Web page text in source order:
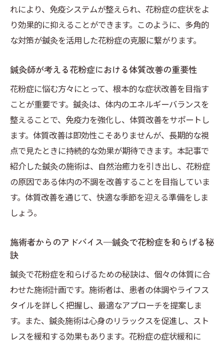
れにより、免疫システムが整えられ、花粉症の症状をよ
り効果的に抑えることができます。このように、多角的
な対策が鍼灸を活用した花粉症の克服に繋がります。
鍼灸師が考える花粉症における体質改善の重要性
花粉症に悩む方々にとって、根本的な症状改善を目指す
ことが重要です。鍼灸は、体内のエネルギーバランスを
整えることで、免疫力を強化し、体質改善をサポートし
ます。体質改善は即効性こそありませんが、長期的な視
点で見たときに持続的な効果が期待できます。本記事で
紹介した鍼灸の施術は、自然治癒力を引き出し、花粉症
の原因である体内の不調を改善することを目指していま
す。体質改善を通じて、快適な季節を迎える準備をしま
しょう。
施術者からのアドバイス—鍼灸で花粉症を和らげる秘
訣
鍼灸で花粉症を和らげるための秘訣は、個々の体質に合
わせた施術計画です。施術者は、患者の体調やライフス
タイルを詳しく把握し、最適なアプローチを提案しま
す。また、鍼灸施術は心身のリラックスを促進し、スト
レスを緩和する効果もあります。花粉症の症状緩和に